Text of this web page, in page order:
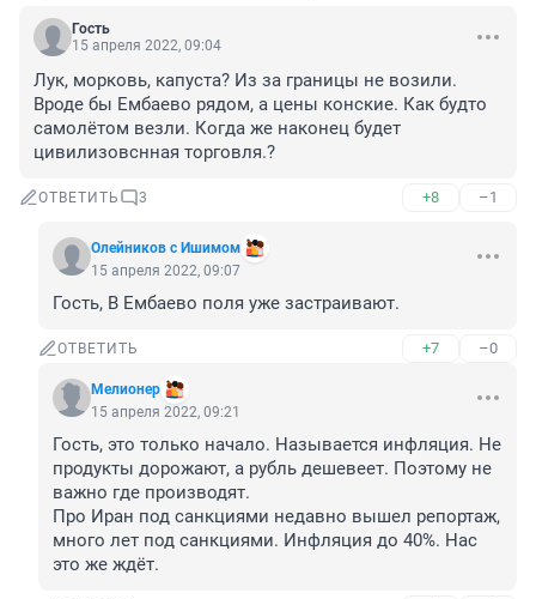
Гость
15 апреля 2022, 09:04
Лук, морковь, капуста? Из за границы не возили.
Вроде бы Ембаево рядом, а цены конские. Как будто
самолётом везли. Когда же наконец будет
цивилизовснная торговля.?
ОТВЕТИТЬ 3 +8 –1
Олейников с Ишимом
15 апреля 2022, 09:07
Гость, В Ембаево поля уже застраивают.
ОТВЕТИТЬ +7 –0
Мелионер
15 апреля 2022, 09:21
Гость, это только начало. Называется инфляция. Не
продукты дорожают, а рубль дешевеет. Поэтому не
важно где производят.
Про Иран под санкциями недавно вышел репортаж,
много лет под санкциями. Инфляция до 40%. Нас
это же ждёт.